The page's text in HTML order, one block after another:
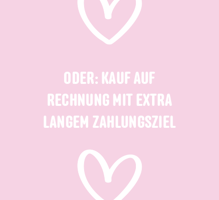
ODER: KAUF AUF
RECHNUNG MIT EXTRA
LANGEM ZAHLUNGSZIEL